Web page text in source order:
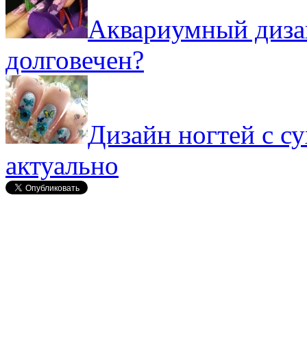
Аквариумный
долговечен?
Дизайн ногтей с
актуально